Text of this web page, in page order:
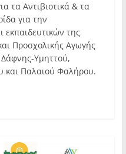
τα Αντιβιοτικά & τα
για την
εκπαιδευτικών της
Προσχολικής Αγωγής
Υμηττού,
και Παλαιού Φαλήρου.